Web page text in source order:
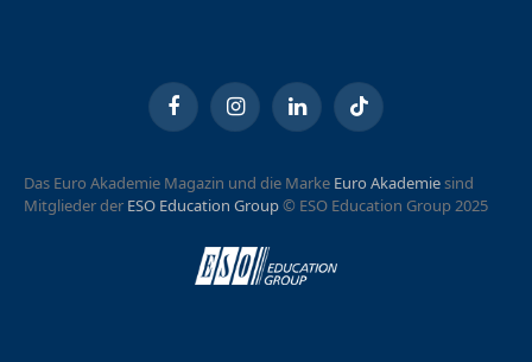
FacebookInstagramLinkedInTikTok
Das Euro Akademie Magazin und die Marke Euro Akademiesind
Mitglieder der ESO Education Group© ESO Education Group 2025